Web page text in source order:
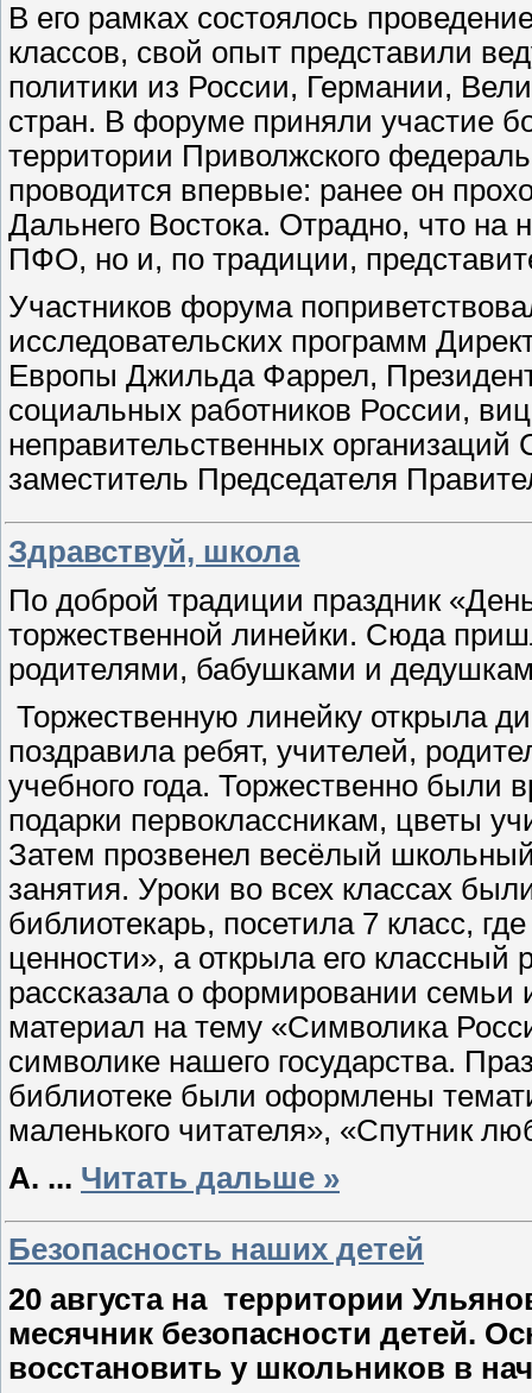
В его рамках состоялось
классов, свой опыт представили
политики из России, Германии,
стран. В форуме приняли участие
территории Приволжского
проводится впервые: ранее он
Дальнего Востока. Отрадно, что на
ПФО, но и, по традиции,
Участников форума
исследовательских программ
Европы Джильда Фаррел,
социальных работников России,
неправительственных
заместитель Председателя
Здравствуй, школа
По доброй традиции праздник
торжественной линейки. Сюда
родителями, бабушками и
Торжественную линейку открыла
поздравила ребят, учителей,
учебного года. Торжественно были
подарки первоклассникам, цветы
Затем прозвенел весёлый
занятия. Уроки во всех классах
библиотекарь, посетила 7 класс,
ценности», а открыла его классный
рассказала о формировании семьи
материал на тему «Символика
символике нашего государства.
библиотеке были оформлены
маленького читателя», «Спутник
А. ... Читать дальше »
Безопасность наших детей
20 августа на территории
месячник безопасности детей.
восстановить у школьников в